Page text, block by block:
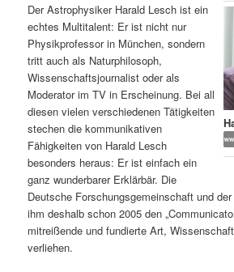
h
a
l
t
s
p
r
I
n
h
a
l
t
s
Der Astrophysiker Harald Lesch ist ein
echtes Multitalent: Er ist nicht nur
Physikprofessor in München, sondern
tritt auch als Naturphilosoph,
Wissenschaftsjournalist oder als
Moderator im TV in Erscheinung. Bei all
diesen vielen verschiedenen Tätigkeiten
stechen die kommunikativen
Fähigkeiten von Harald Lesch
besonders heraus: Er ist einfach ein
ganz wunderbarer Erklärbär. Die
Deutsche Forschungsgemeinschaft und
ihm deshalb schon 2005 den
mitreißende und fundierte Art,
verliehen.